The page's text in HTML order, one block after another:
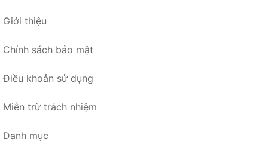
Giới thiệu
Chính sách bảo mật
Điều khoản sử dụng
Miễn trừ trách nhiệm
Danh mục